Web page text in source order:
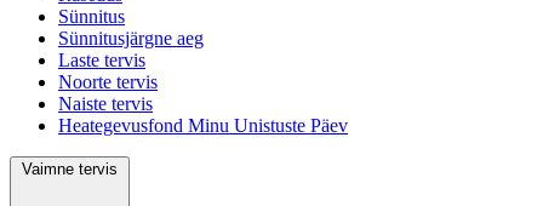
Sünnitus
Sünnitusjärgne aeg
Laste tervis
Noorte tervis
Naiste tervis
Heategevusfond Minu Unistuste Päev
Vaimne tervis